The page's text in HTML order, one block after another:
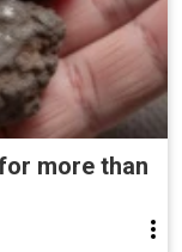
more than